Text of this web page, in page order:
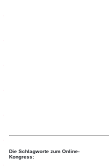
Die Schlagworte zum Online-
Kongress: